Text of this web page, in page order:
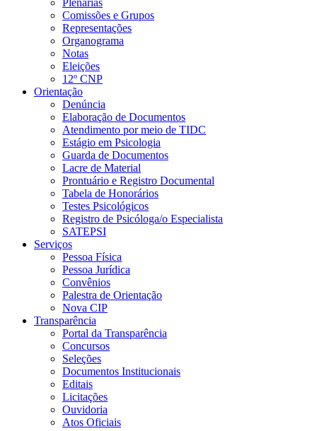
Plenárias
Comissões e Grupos
Representações
Organograma
Notas
Eleições
12º CNP
Orientação
Denúncia
Elaboração de Documentos
Atendimento por meio de TIDC
Estágio em Psicologia
Guarda de Documentos
Lacre de Material
Prontuário e Registro Documental
Tabela de Honorários
Testes Psicológicos
Registro de Psicóloga/o Especialista
SATEPSI
Serviços
Pessoa Física
Pessoa Jurídica
Convênios
Palestra de Orientação
Nova CIP
Transparência
Portal da Transparência
Concursos
Seleções
Documentos Institucionais
Editais
Licitações
Ouvidoria
Atos Oficiais